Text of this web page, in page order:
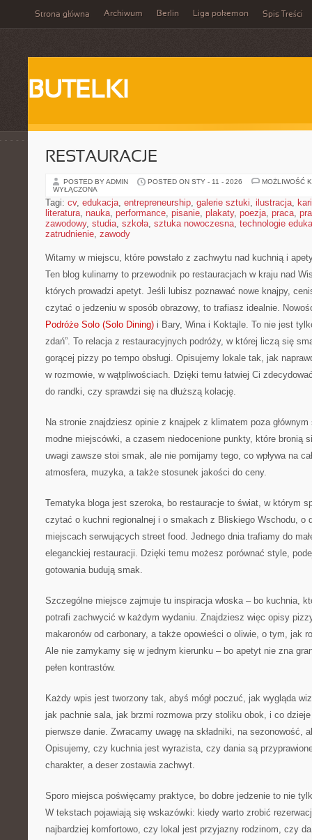
Strona główna Archiwum Berlin Liga pokemon Spis Treści
BUTELKI
RESTAURACJE
POSTED BY ADMIN POSTED ON STY - 11 - 2026
MOŻLIWOŚĆ
WYŁĄCZONA
Tagi: cv, edukacja, entrepreneurship, galerie sztuki, ilustracja,
literatura, nauka, performance, pisanie, plakaty, poezja, praca,
zawodowy, studia, szkoła, sztuka nowoczesna, technologie
zatrudnienie, zawody
Witamy w miejscu, które powstało z zachwytu nad kuchnią i
Ten blog kulinarny to przewodnik po restauracjach w kraju nad
których prowadzi apetyt. Jeśli lubisz poznawać nowe knajpy,
czytać o jedzeniu w sposób obrazowy, to trafiasz idealnie.
Podróże Solo (Solo Dining) i Bary, Wina i Koktajle. To nie jest
zdań”. To relacja z restauracyjnych podróży, w której liczą się
gorącej pizzy po tempo obsługi. Opisujemy lokale tak, jak
w rozmowie, w wątpliwościach. Dzięki temu łatwiej Ci
do randki, czy sprawdzi się na dłuższą kolację.
Na stronie znajdziesz opinie z knajpek z klimatem poza
modne miejscówki, a czasem niedocenione punkty, które bronią
uwagi zawsze stoi smak, ale nie pomijamy tego, co wpływa na
atmosfera, muzyka, a także stosunek jakości do ceny.
Tematyka bloga jest szeroka, bo restauracje to świat, w którym
czytać o kuchni regionalnej i o smakach z Bliskiego Wschodu, o
miejscach serwujących street food. Jednego dnia trafiamy do
eleganckiej restauracji. Dzięki temu możesz porównać style,
gotowania budują smak.
Szczególne miejsce zajmuje tu inspiracja włoska – bo kuchnia,
potrafi zachwycić w każdym wydaniu. Znajdziesz więc opisy
makaronów od carbonary, a także opowieści o oliwie, o tym, jak
Ale nie zamykamy się w jednym kierunku – bo apetyt nie zna
pełen kontrastów.
Każdy wpis jest tworzony tak, abyś mógł poczuć, jak wygląda
jak pachnie sala, jak brzmi rozmowa przy stoliku obok, i co
pierwsze danie. Zwracamy uwagę na składniki, na sezonowość,
Opisujemy, czy kuchnia jest wyrazista, czy dania są
charakter, a deser zostawia zachwyt.
Sporo miejsca poświęcamy praktyce, bo dobre jedzenie to nie
W tekstach pojawiają się wskazówki: kiedy warto zrobić
najbardziej komfortowo, czy lokal jest przyjazny rodzinom, czy